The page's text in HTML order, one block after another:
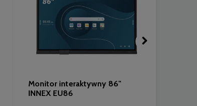
Monitor interaktywny 86"
INNEX EU86